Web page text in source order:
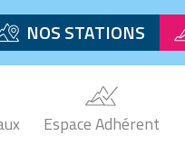
NOS STATIONS
Espace Adhérent